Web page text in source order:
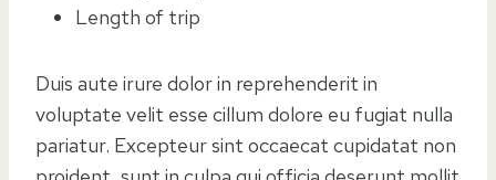
Length of trip
Duis aute irure dolor in reprehenderit in
voluptate velit esse cillum dolore eu fugiat nulla
pariatur. Excepteur sint occaecat cupidatat non